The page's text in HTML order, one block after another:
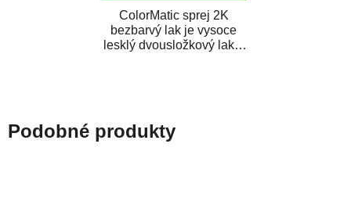
ColorMatic sprej 2K
bezbarvý lak je vysoce
lesklý dvousložkový lak s
Podobné produkty